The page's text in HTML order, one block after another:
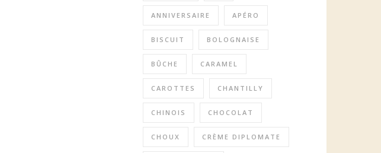
ANNIVERSAIRE APÉRO
BISCUIT BOLOGNAISE
BÛCHE CARAMEL
CAROTTES CHANTILLY
CHINOIS CHOCOLAT
CHOUX CRÈME DIPLOMATE